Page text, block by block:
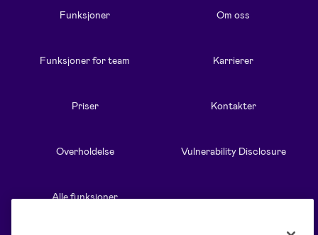
Funksjoner
Funksjoner for team
Priser
Overholdelse
Alle funksjoner
Om oss
Karrierer
Kontakter
Vulnerability Disclosure